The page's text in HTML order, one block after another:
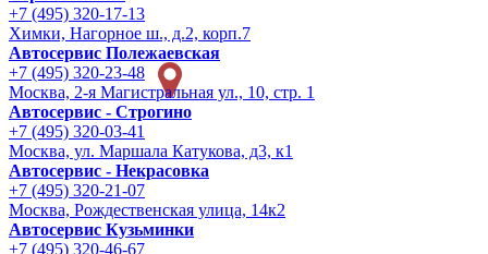
+7 (495) 320-17-13
Химки, Нагорное ш., д.2, корп.7
Автосервис Полежаевская
+7 (495) 320-23-48
Москва, 2-я Магистральная ул., 10, стр. 1
Автосервис - Строгино
+7 (495) 320-03-41
Москва, ул. Маршала Катукова, д3, к1
Автосервис - Некрасовка
+7 (495) 320-21-07
Москва, Рождественская улица, 14к2
Автосервис Кузьминки
+7 (495) 320-46-67